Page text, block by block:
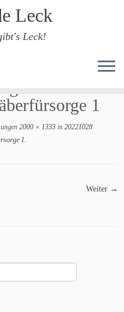
Leck
Leck!
1
2000 × 1333 in 20221028
1.
Weiter →